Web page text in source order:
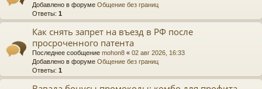
Добавлено в форуме Общение без границ
Ответы: 1
Как снять запрет на въезд в РФ после
просроченного патента
Последнее сообщение mohon8 « 02 авг 2026, 16:33
Добавлено в форуме Общение без границ
Ответы: 1